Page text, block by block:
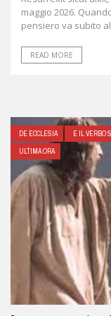
2026. Quando si
va subito al ...
MORE
DE ECCLESIA E IL VERBO
ULTIMA ORA